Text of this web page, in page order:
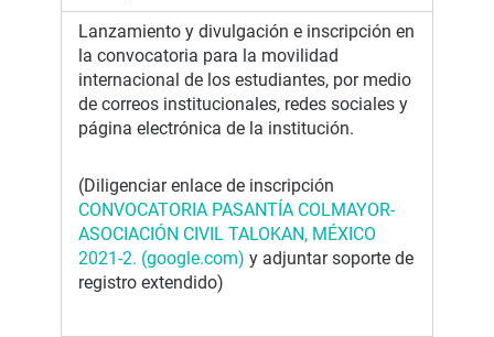
Lanzamiento y divulgación e inscripción en
la convocatoria para la movilidad
internacional de los estudiantes, por medio
de correos institucionales, redes sociales y
página electrónica de la institución.
(Diligenciar enlace de inscripción
CONVOCATORIA PASANTÍA COLMAYOR-
ASOCIACIÓN CIVIL TALOKAN, MÉXICO
2021-2. (google.com) y adjuntar soporte de
registro extendido)